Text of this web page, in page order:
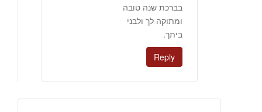
בברכת שנה טובה
ומתוקה לך ולבני
ביתך.
Reply